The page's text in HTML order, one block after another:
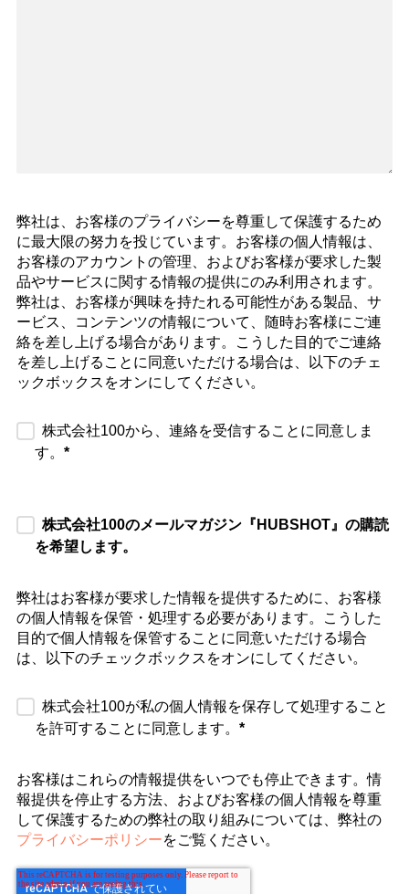
弊社は、お客様のプライバシーを尊重して保護するため
に最大限の努力を投じています。お客様の個人情報は、
お客様のアカウントの管理、およびお客様が要求した製
品やサービスに関する情報の提供にのみ利用されます。
弊社は、お客様が興味を持たれる可能性がある製品、サ
ービス、コンテンツの情報について、随時お客様にご連
絡を差し上げる場合があります。こうした目的でご連絡
を差し上げることに同意いただける場合は、以下のチェ
ックボックスをオンにしてください。
株式会社100から、連絡を受信することに同意しま
す。 *
株式会社100のメールマガジン『HUBSHOT』の購読
を希望します。
弊社はお客様が要求した情報を提供するために、お客様
の個人情報を保管・処理する必要があります。こうした
目的で個人情報を保管することに同意いただける場合
は、以下のチェックボックスをオンにしてください。
株式会社100が私の個人情報を保存して処理すること
を許可することに同意します。 *
お客様はこれらの情報提供をいつでも停止できます。情
報提供を停止する方法、およびお客様の個人情報を尊重
して保護するための弊社の取り組みについては、弊社の
プライバシーポリシーをご覧ください。